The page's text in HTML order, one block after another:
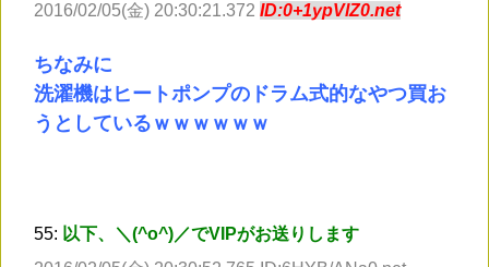
2016/02/05(金) 20:30:21.372 ID:0+1ypVlZ0.net
ちなみに
洗濯機はヒートポンプのドラム式的なやつ買お
うとしているｗｗｗｗｗｗ
55: 以下、＼(^o^)／でVIPがお送りします